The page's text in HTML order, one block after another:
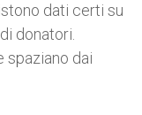
dati certi su
donatori.
spaziano dai